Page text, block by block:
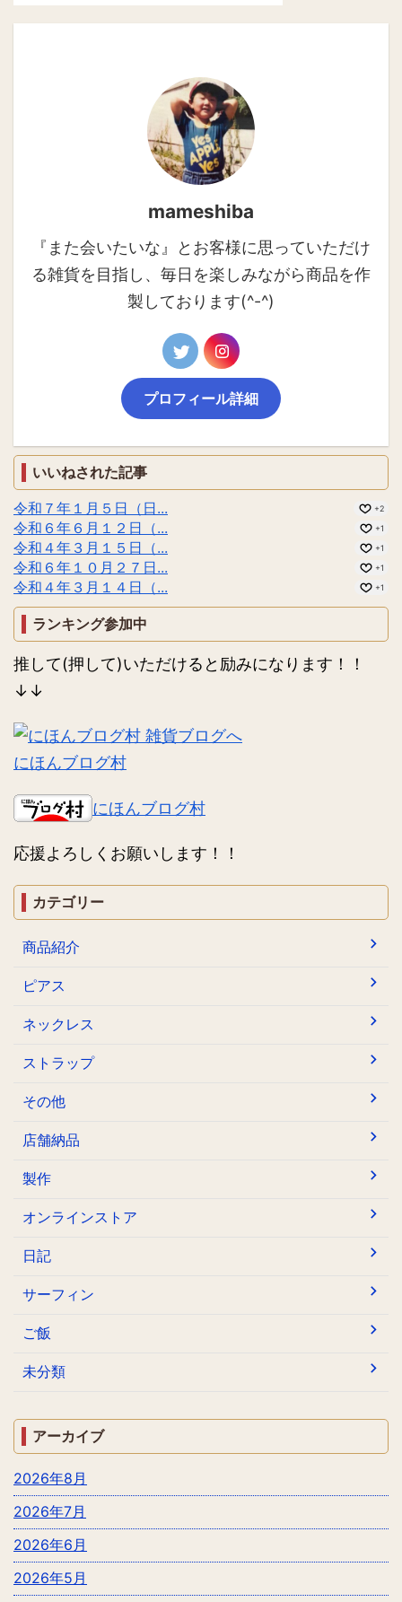
mameshiba
『また会いたいな』とお客様に思っていただけ
る雑貨を目指し、毎日を楽しみながら商品を作
製しております(^-^)
プロフィール詳細
いいねされた記事
令和７年１月５日（日...
+2
令和６年６月１２日（... +1
令和４年３月１５日（... +1
令和６年１０月２７日... +1
令和４年３月１４日（... +1
ランキング参加中
推して(押して)いただけると励みになります！！
↓↓
にほんブログ村
にほんブログ村
応援よろしくお願いします！！
カテゴリー
商品紹介
ピアス
ネックレス
ストラップ
その他
店舗納品
製作
オンラインストア
日記
サーフィン
ご飯
未分類
アーカイブ
2026年8月
2026年7月
2026年6月
2026年5月